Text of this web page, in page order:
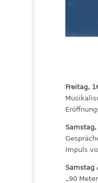
Freitag,
Impuls
Samstag
„90